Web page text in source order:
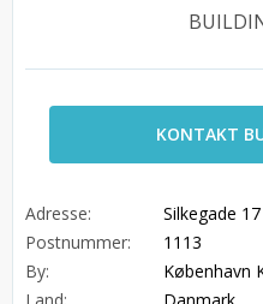
KONTAKT
Adresse:
Silkegade 17
Postnummer:
1113
By:
København